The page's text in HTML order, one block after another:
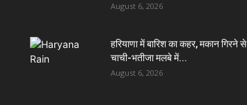
August 6, 2026
हरियाणा में बारिश का कहर, मकान गिरने से
चाची-भतीजा मलबे में...
August 6, 2026